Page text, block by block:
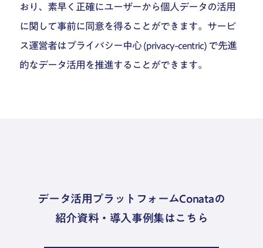
おり、素早く正確にユーザーから個人データの活用
に関して事前に同意を得ることができます。サービ
ス運営者はプライバシー中心 (privacy-centric) で先進
的なデータ活用を推進することができます。
データ活用プラットフォームConataの
紹介資料・導入事例集はこちら